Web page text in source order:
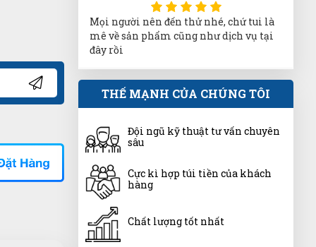
Mọi người nên đến thử nhé, chứ tui là
mê về sản phẩm cũng như dịch vụ tại
đây rồi
NH
Nguyễn Minh Hiếu
(Đánh giá 1 năm trước)
Sản phẩm đúng như hình chất lượng
ổn nên mua nha
QK
(Đánh giá 1 năm trước)
THẾ MẠNH CỦA CHÚNG TÔI
Đội ngũ kỹ thuật tư vấn chuyên
sâu
Cực kì hợp túi tiền của khách
hàng
Chất lượng tốt nhất